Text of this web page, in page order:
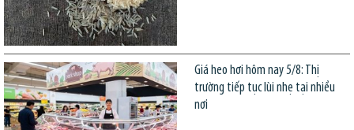
Giá heo hơi hôm nay 5/8: Thị
trường tiếp tục lùi nhẹ tại nhiều
nơi